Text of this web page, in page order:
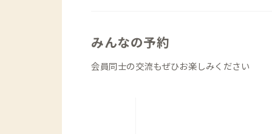
じゃ）へ参拝を。樹齢2600年のご神木
スノキの木立や、源義経など一度は聞
みんなの予約
会員同士の交流もぜひお楽しみください